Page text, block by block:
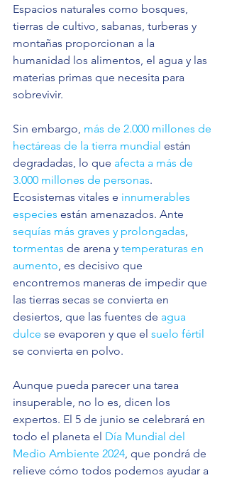
Espacios naturales como bosques,
tierras de cultivo, sabanas, turberas y
montañas proporcionan a la
humanidad los alimentos, el agua y las
materias primas que necesita para
sobrevivir.
Sin embargo, más de 2.000 millones de
hectáreas de la tierra mundial están
degradadas, lo que afecta a más de
3.000 millones de personas.
Ecosistemas vitales e innumerables
especies están amenazados. Ante
sequías más graves y prolongadas
tormentas de arena y temperaturas en
aumento , es decisivo que
encontremos maneras de impedir que
las tierras secas se convierta en
desiertos, que las fuentes de agua
dulce se evaporen y que el suelo fértil
se convierta en polvo.
Aunque pueda parecer una tarea
insuperable, no lo es, dicen los
expertos. El 5 de junio se celebrará en
todo el planeta el Día Mundial del
Medio Ambiente 2024 , que pondrá de
relieve cómo todos podemos ayudar a